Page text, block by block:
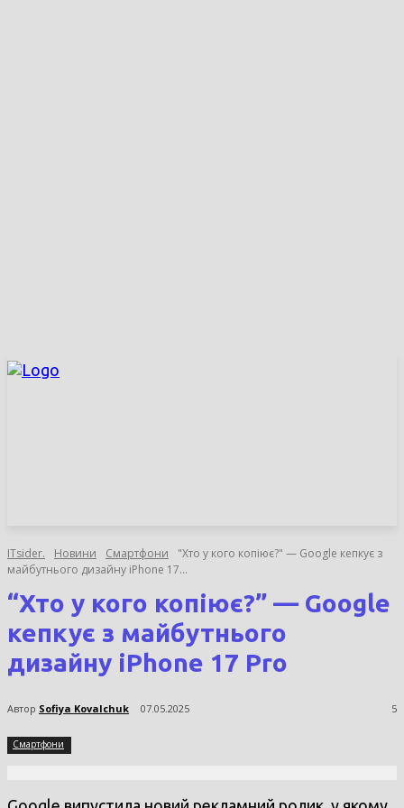
ITsider. Новини Смартфони
"Хто у кого копіює?" — Google кепкує з
майбутнього дизайну iPhone 17...
“Хто у кого копіює?” — Google
кепкує з майбутнього
дизайну iPhone 17 Pro
Автор Sofiya Kovalchuk 07.05.2025 5
Смартфони